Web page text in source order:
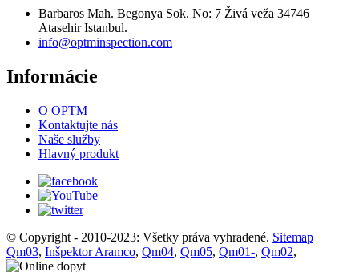
Barbaros Mah. Begonya Sok. No: 7 Živá veža 34746
Atasehir Istanbul.
info@optminspection.com
Informácie
O OPTM
Kontaktujte nás
Naše služby
Hlavný produkt
© Copyright - 2010-2023: Všetky práva vyhradené. Sitemap
Qm03, Inšpektor Aramco, Qm04, Qm05, Qm01-, Qm02,